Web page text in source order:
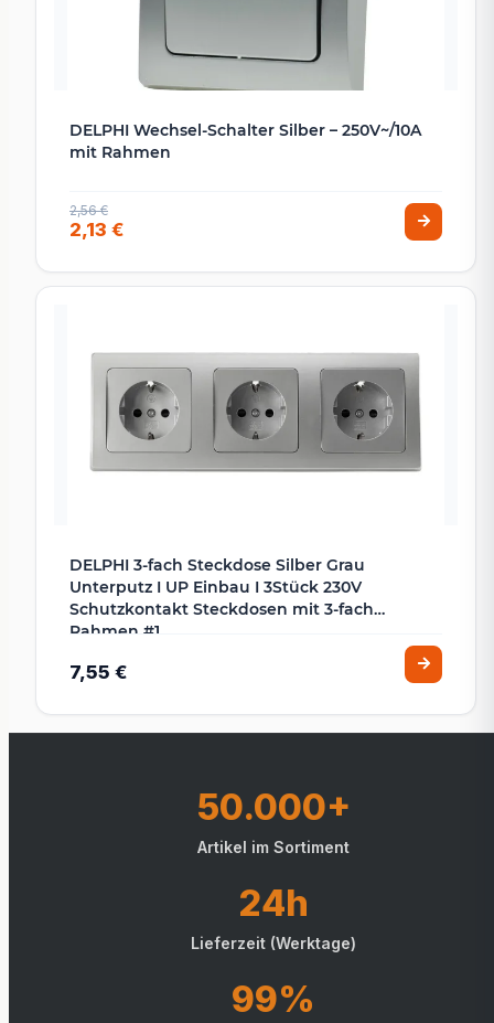
DELPHI Wechsel-Schalter Silber – 250V~/10A
mit Rahmen
2,56 €
2,13 €
DELPHI 3-fach Steckdose Silber Grau
Unterputz I UP Einbau I 3Stück 230V
Schutzkontakt Steckdosen mit 3-fach
Rahmen #1
7,55 €
50.000+
Artikel im Sortiment
24h
Lieferzeit (Werktage)
99%